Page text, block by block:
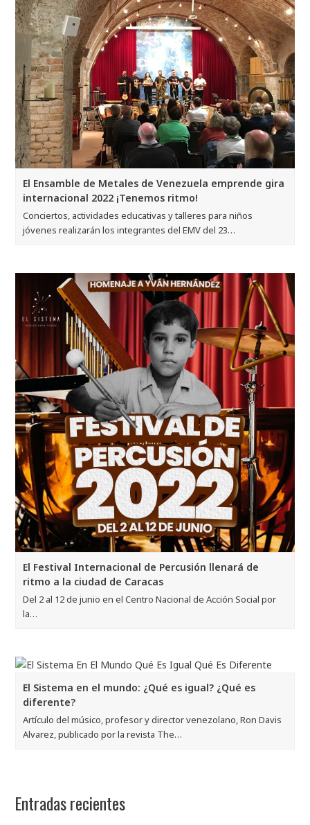
El Ensamble de Metales de Venezuela emprende gira
internacional 2022 ¡Tenemos ritmo!
Conciertos, actividades educativas y talleres para niños
jóvenes realizarán los integrantes del EMV del 23…
El Festival Internacional de Percusión llenará de
ritmo a la ciudad de Caracas
Del 2 al 12 de junio en el Centro Nacional de Acción Social por
la…
El Sistema en el mundo: ¿Qué es igual? ¿Qué es
diferente?
Artículo del músico, profesor y director venezolano, Ron Davis
Alvarez, publicado por la revista The…
Entradas recientes